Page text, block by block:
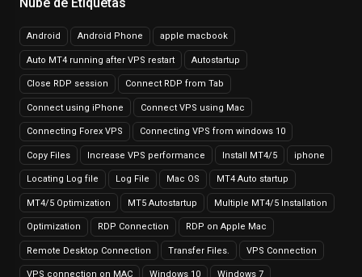
Android Android Phone apple macbook
Auto MT4 running after VPS restart Autostartup
Close RDP session Connect RDP from Tab
Connect using iPhone Connect VPS using Mac
Connecting Forex VPS Connecting VPS from windows 10
Copy Files Increase VPS performance Install MT4/5 iphone
Locating Log file Log File Mac OS MT4 Auto startup
MT4/5 Optimization MT5 Autostartup Multiple MT4/5 Installation
Optimization RDP Connection RDP on Apple Mac
Remote Desktop Connection Transfer Files. VPS Connection
VPS connection on MAC Windows 10 Windows 7